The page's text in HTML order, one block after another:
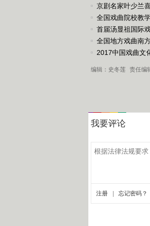
京剧名家叶少兰
任
全国戏曲院校教
戏《槐花谣》倾
首届汤显祖国际
动
全国地方戏曲南
2017中国戏曲文
编辑：史冬莲 责任编